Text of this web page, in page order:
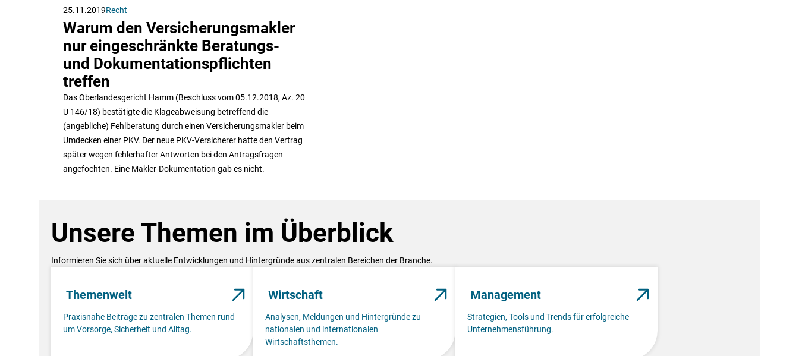
25.11.2019Recht
Warum den Versicherungsmakler
nur eingeschränkte Beratungs-
und Dokumentationspflichten
treffen
Das Oberlandesgericht Hamm (Beschluss vom 05.12.2018, Az. 20
U 146/18) bestätigte die Klageabweisung betreffend die
(angebliche) Fehlberatung durch einen Versicherungsmakler beim
Umdecken einer PKV. Der neue PKV-Versicherer hatte den Vertrag
später wegen fehlerhafter Antworten bei den Antragsfragen
angefochten. Eine Makler-Dokumentation gab es nicht.
Unsere Themen im Überblick
Informieren Sie sich über aktuelle Entwicklungen und Hintergründe aus zentralen Bereichen der Branche.
Themenwelt
Praxisnahe Beiträge zu zentralen Themen rund
um Vorsorge, Sicherheit und Alltag.
Wirtschaft
Analysen, Meldungen und Hintergründe zu
nationalen und internationalen
Wirtschaftsthemen.
Management
Strategien, Tools und Trends für erfolgreiche
Unternehmensführung.